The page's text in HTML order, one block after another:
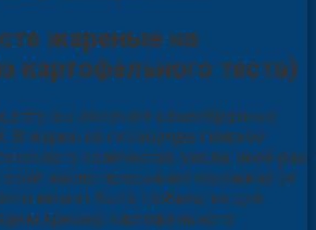
жареные на
картофельного теста)
вы получите своеобразные
В жарке на сковороде главное
количества масла, иной раз
слой масло покрывает половину от
может быть любым, но для
пример картофельного.